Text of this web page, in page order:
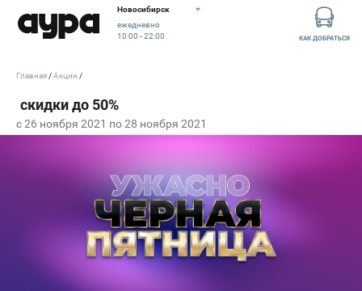
Новосибирск
ежедневно
10:00 - 22:00
КАК ДОБРАТЬСЯ
c 26 ноября 2021 по 28 ноября 2021
Главная Акции